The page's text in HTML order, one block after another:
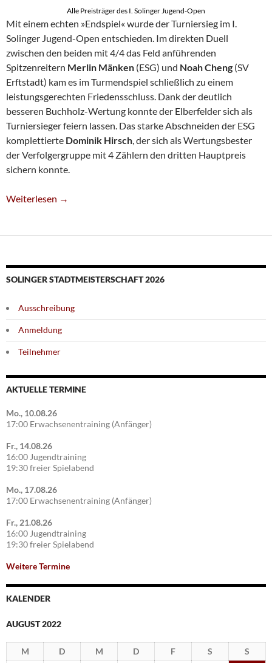
Alle Preisträger des I. Solinger Jugend-Open
Mit einem echten »Endspiel« wurde der Turniersieg im I.
Solinger Jugend-Open entschieden. Im direkten Duell
zwischen den beiden mit 4/4 das Feld anführenden
Spitzenreitern Merlin Mänken (ESG) und Noah Cheng (SV
Erftstadt) kam es im Turmendspiel schließlich zu einem
leistungsgerechten Friedensschluss. Dank der deutlich
besseren Buchholz-Wertung konnte der Elberfelder sich als
Turniersieger feiern lassen. Das starke Abschneiden der ESG
komplettierte Dominik Hirsch, der sich als Wertungsbester
der Verfolgergruppe mit 4 Zählern den dritten Hauptpreis
sichern konnte.
Merlin Mänken Gewinnt I. Solinger Jugend-Open
Weiterlesen →
SOLINGER STADTMEISTERSCHAFT 2026
Ausschreibung
Anmeldung
Teilnehmer
AKTUELLE TERMINE
Mo., 10.08.26
17:00 Erwachsenentraining (Anfänger)
Fr., 14.08.26
16:00 Jugendtraining
19:30 freier Spielabend
Mo., 17.08.26
17:00 Erwachsenentraining (Anfänger)
Fr., 21.08.26
16:00 Jugendtraining
19:30 freier Spielabend
Weitere Termine
KALENDER
AUGUST 2022
M D M D F S
S